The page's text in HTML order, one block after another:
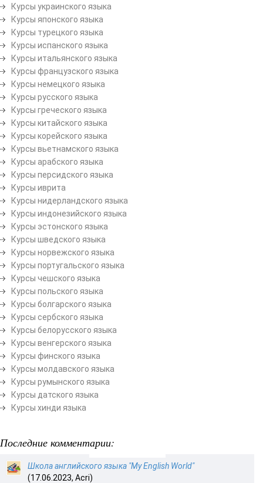
Курсы украинского языка
Курсы японского языка
Курсы турецкого языка
Курсы испанского языка
Курсы итальянского языка
Курсы французского языка
Курсы немецкого языка
Курсы русского языка
Курсы греческого языка
Курсы китайского языка
Курсы корейского языка
Курсы вьетнамского языка
Курсы арабского языка
Курсы персидского языка
Курсы иврита
Курсы нидерландского языка
Курсы индонезийского языка
Курсы эстонского языка
Курсы шведского языка
Курсы норвежского языка
Курсы португальского языка
Курсы чешского языка
Курсы польского языка
Курсы болгарского языка
Курсы сербского языка
Курсы белорусского языка
Курсы венгерского языка
Курсы финского языка
Курсы молдавского языка
Курсы румынского языка
Курсы датского языка
Курсы хинди языка
Последние комментарии:
Школа английского языка "My English World"
(17.06.2023, Acri)